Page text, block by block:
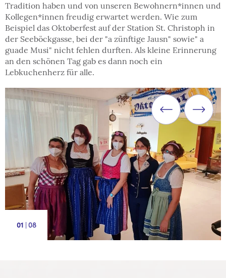
Tradition haben und von unseren Bewohnern*innen und
Kollegen*innen freudig erwartet werden. Wie zum
Beispiel das Oktoberfest auf der Station St. Christoph in
der Seeböckgasse, bei der "a zünftige Jausn" sowie" a
guade Musi" nicht fehlen durften. Als kleine Erinnerung
an den schönen Tag gab es dann noch ein
Lebkuchenherz für alle.
1 | 8